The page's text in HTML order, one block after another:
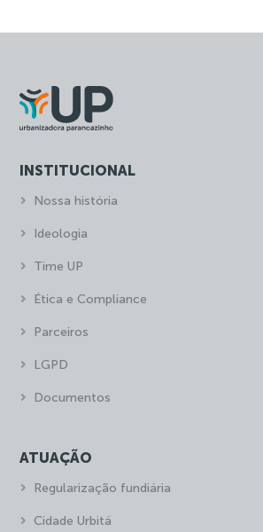
INSTITUCIONAL
Nossa história
Ideologia
Time UP
Ética e Compliance
Parceiros
LGPD
Documentos
ATUAÇÃO
Regularização fundiária
Cidade Urbitá